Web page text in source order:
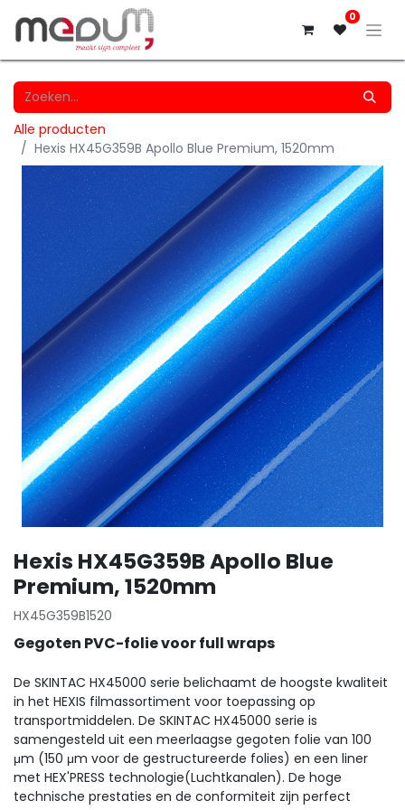
0
Alle producten
Hexis HX45G359B Apollo Blue Premium, 1520mm
Hexis HX45G359B Apollo Blue
Premium, 1520mm
HX45G359B1520
Gegoten PVC-folie voor full wraps
De SKINTAC HX45000 serie belichaamt de hoogste kwaliteit
in het HEXIS filmassortiment voor toepassing op
transportmiddelen. De SKINTAC HX45000 serie is
samengesteld uit een meerlaagse gegoten folie van 100
μm (150 μm voor de gestructureerde folies) en een liner
met HEX'PRESS technologie(Luchtkanalen). De hoge
technische prestaties en de conformiteit zijn perfect